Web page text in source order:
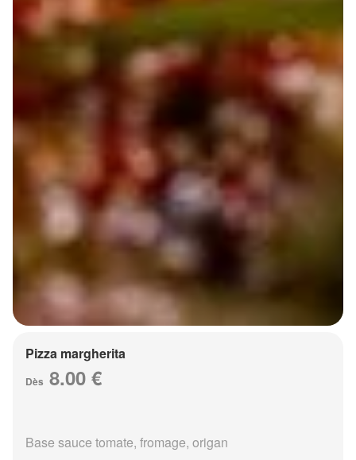
Pizza margherita
Dès 8.00 €
Base sauce tomate, fromage, origan